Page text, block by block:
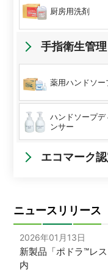
厨房用洗剤
手指衛生管理
薬用ハンドソー
ハンドソープデ
ンサー
エコマーク
ニュースリリース
2026年01月13日
新製品「ポドラ™レ
内